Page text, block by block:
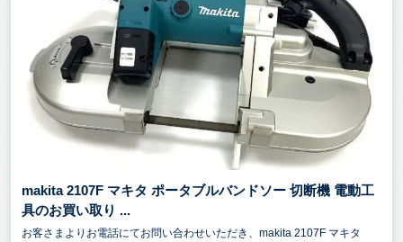
makita 2107F マキタ ポータブルバンドソー 切断機 電動工
具のお買い取り ...
お客さまよりお電話にてお問い合わせいただき、makita 2107F マキタ